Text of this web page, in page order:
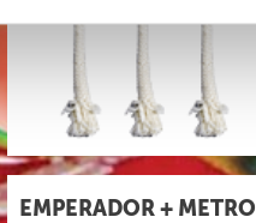
EMPERADOR + METRO